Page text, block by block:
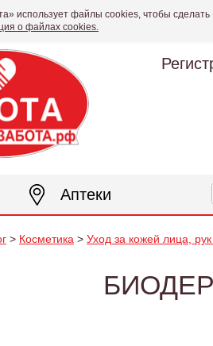
использует файлы cookies, чтобы
о файлах cookies.
Аптеки
> Косметика > Уход за кожей лица,